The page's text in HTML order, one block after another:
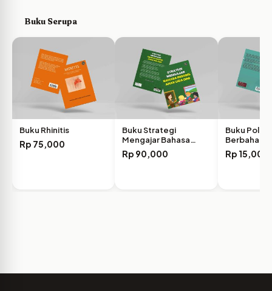
Buku Serupa
Buku Rhinitis
Rp 75,000
Buku Strategi
Mengajar Bahasa
Inggris Anak…
Rp 90,000
Buku Pola
Berbahasa
Rp 15,000